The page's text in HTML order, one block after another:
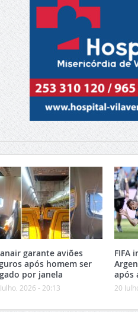
garante aviões
após homem ser
por janela
2026 - 20:13
FIFA
após
20